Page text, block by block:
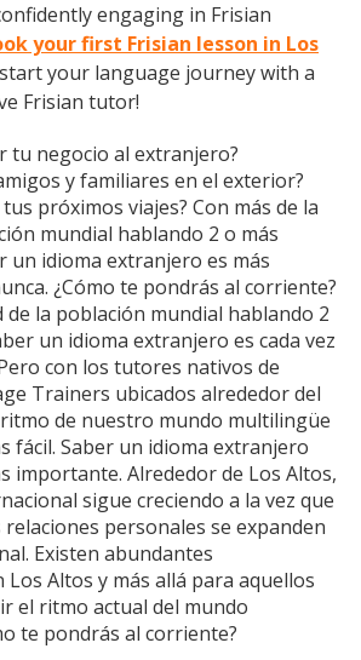
engaging in Frisian
your first Frisian lesson in Los
your language journey with a
Frisian tutor!
tu negocio al extranjero?
y familiares en el exterior?
próximos viajes? Con más de la
mundial hablando 2 o más
un idioma extranjero es más
¿Cómo te pondrás al corriente?
de la población mundial hablando 2
un idioma extranjero es cada vez
con los tutores nativos de
Trainers ubicados alrededor del
de nuestro mundo multilingüe
fácil. Saber un idioma extranjero
importante. Alrededor de Los Altos,
sigue creciendo a la vez que
personales se expanden
Existen abundantes
Altos y más allá para aquellos
el ritmo actual del mundo
te pondrás al corriente?